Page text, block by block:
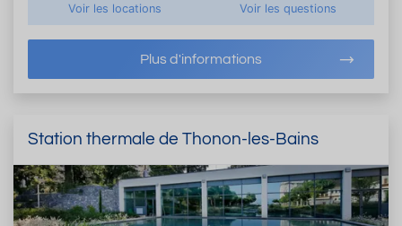
Voir les locations Voir les questions
Plus d'informations
Station thermale de Thonon-les-Bains